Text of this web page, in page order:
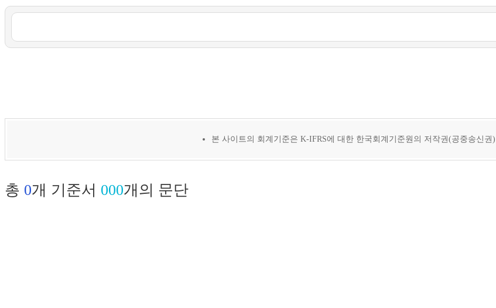
본 사이트의 회계기준은 K-IFRS에 대한 한국회계기준원의 저작권(공중송신
총 0개 기준서 000개의 문단